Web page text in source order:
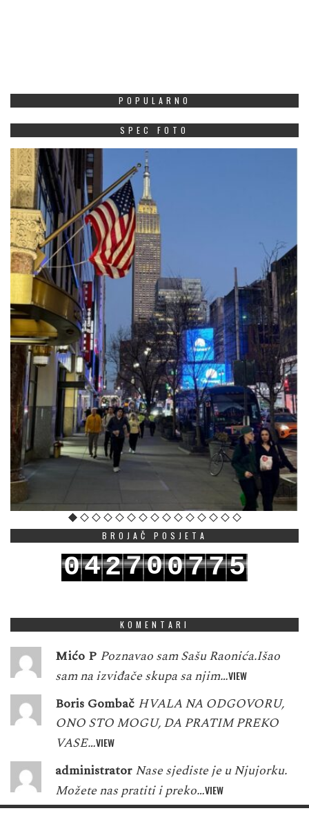
POPULARNO
SPEC FOTO
BROJAČ POSJETA
042700775
KOMENTARI
Mićo P Poznavao sam Sašu Raonića.Išao
sam na izviđače skupa sa njim…VIEW
Boris Gombač HVALA NA ODGOVORU,
ONO STO MOGU, DA PRATIM PREKO
VASE…VIEW
administrator Nase sjediste je u Njujorku.
Možete nas pratiti i preko…VIEW